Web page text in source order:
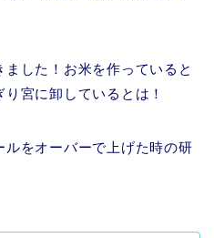
した！お米を作っていると
宮に卸しているとは！
をオーバーで上げた時の研